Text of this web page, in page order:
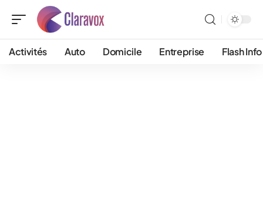
Activités Auto Domicile Entreprise Flash Info